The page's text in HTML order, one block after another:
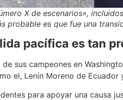
X de escenarios»,
probable es que fue una
pacífica es tan
sus campeones en
el, Lenín Moreno de
para apoyar una causa